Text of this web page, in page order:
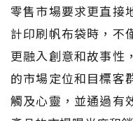
零售市場要求更直接
計印刷帆布袋時，不
更融入創意和故事性
的市場定位和目標客
觸及心靈，並通過有